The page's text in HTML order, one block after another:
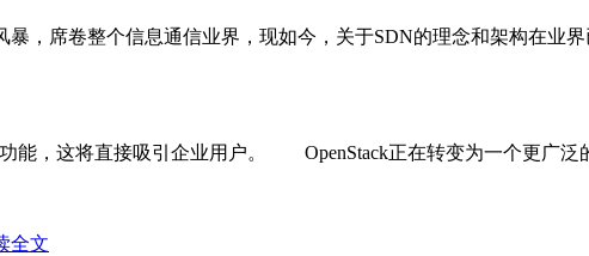
席卷整个信息通信业界，现如今，关于SDN的理念和架构在业
能，这将直接吸引企业用户。 OpenStack正在转变为一个更广泛
全文